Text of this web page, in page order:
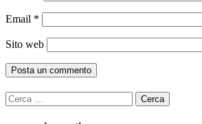
Email *
Sito web
Ricerca
per: